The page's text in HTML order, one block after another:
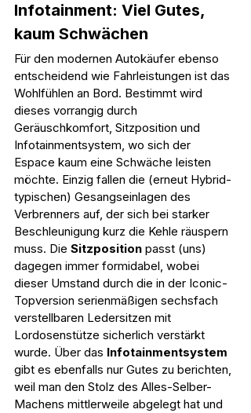
Infotainment: Viel Gutes,
kaum Schwächen
Für den modernen Autokäufer ebenso
entscheidend wie Fahrleistungen ist das
Wohlfühlen an Bord. Bestimmt wird
dieses vorrangig durch
Geräuschkomfort, Sitzposition und
Infotainmentsystem, wo sich der
Espace kaum eine Schwäche leisten
möchte. Einzig fallen die (erneut Hybrid-
typischen) Gesangseinlagen des
Verbrenners auf, der sich bei starker
Beschleunigung kurz die Kehle räuspern
muss. Die Sitzposition passt (uns)
dagegen immer formidabel, wobei
dieser Umstand durch die in der Iconic-
Topversion serienmäßigen sechsfach
verstellbaren Ledersitzen mit
Lordosenstütze sicherlich verstärkt
wurde. Über das Infotainmentsystem
gibt es ebenfalls nur Gutes zu berichten,
weil man den Stolz des Alles-Selber-
Machens mittlerweile abgelegt hat und